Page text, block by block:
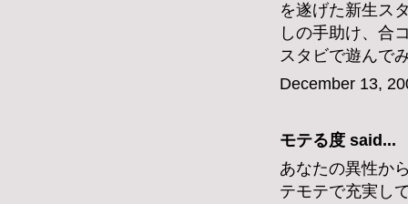
を遂げた新生ス
しの手助け、合
スタビで遊んで
December 13,
モテる度 said...
あなたの異性か
テモテで充実し